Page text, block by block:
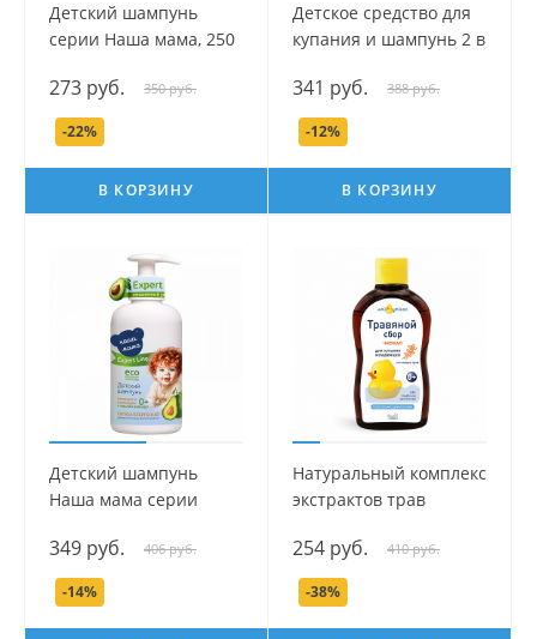
Детский шампунь
серии Наша мама, 250
273 руб. 350 руб.
-22%
В КОРЗИНУ
Детское средство для
купания и шампунь 2 в
250 мл.
341 руб. 388 руб.
-12%
В КОРЗИНУ
Детский шампунь
Наша мама серии
349 руб. 406 руб.
-14%
Натуральный комплекс
экстрактов трав
младенцев серии Мой
утенок, 250 мл.
254 руб. 410 руб.
-38%